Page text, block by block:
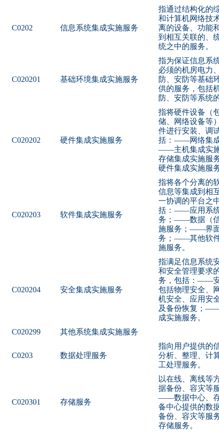
C0202 信息系统集成实施服务
指通过结构化的
和计算机网络技
离的设备、功能
到相互关联的、
统之中的服务。
C020201 基础环境集成实施服务
指为保证信息系
必须的机房电力
防、安防等基础
供的服务，包括
防、安防等系统
C020202 硬件集成实施服务
指将硬件设备（
储、网络设备等
件进行安装、调
括：——网络集
——主机集成实
存储集成实施
硬件集成实施服
C020203 软件集成实施服务
指将各个分离的
信息等集成到相
一协调的平台之
括：——应用系
务；——数据（
施服务；——界
务；——其他软
施服务。
C020204 安全集成实施服务
指满足信息系统
和安全管理要求
务，包括：——
包括物理安全、
机安全、应用安
及备份恢复；
成实施服务。
C020299
其他系统集成实施服务
C0203 数据处理服务
指向用户提供的
分析、整理、计
工处理服务。
C020301 存储服务
以在线、离线等
据备份、容灾等
——数据中心、
备中心提供的数
备份、容灾等
存储服务。